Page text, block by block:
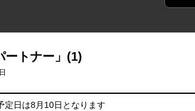
ートナー」(1)
定日は8月10日となります